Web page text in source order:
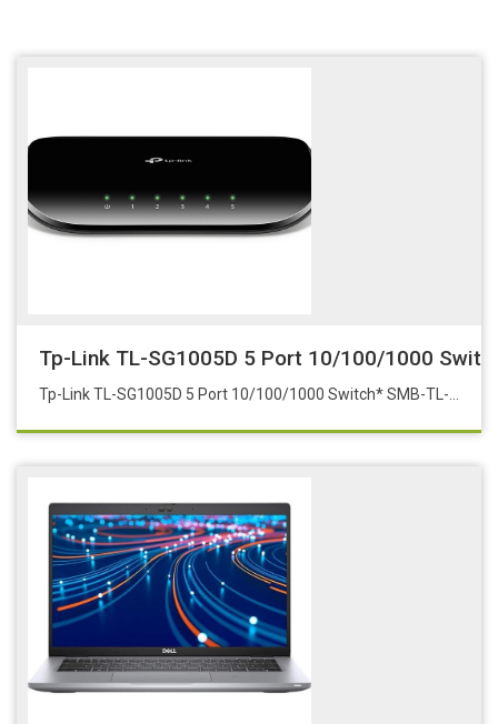
Tp-Link TL-SG1005D 5 Port 10/100/1000